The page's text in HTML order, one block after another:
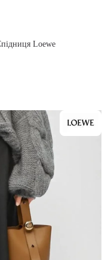
Loewe